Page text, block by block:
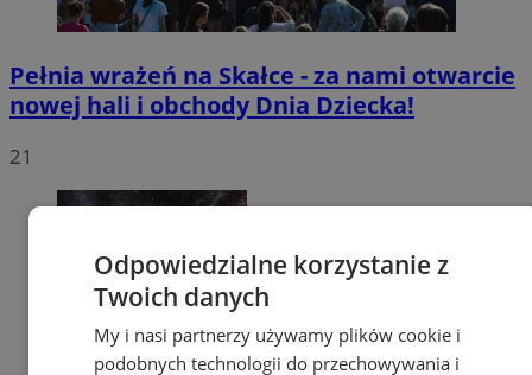
Pełnia wrażeń na Skałce - za nami otwarcie
nowej hali i obchody Dnia Dziecka!
21
Odpowiedzialne korzystanie z
Twoich danych
My i nasi partnerzy używamy plików cookie i
podobnych technologii do przechowywania i